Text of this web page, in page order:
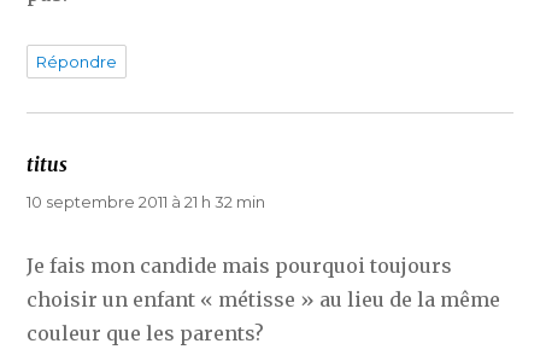
Répondre
titus
10 septembre 2011 à 21 h 32 min
Je fais mon candide mais pourquoi toujours
choisir un enfant « métisse » au lieu de la même
couleur que les parents?